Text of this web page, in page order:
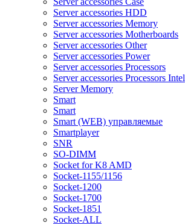
Server accessories HDD
Server accessories Memory
Server accessories Motherboards
Server accessories Other
Server accessories Power
Server accessories Processors
Server accessories Processors Intel
Server Memory
Smart
Smart
Smart (WEB) управляемые
Smartplayer
SNR
SO-DIMM
Socket for K8 AMD
Socket-1155/1156
Socket-1200
Socket-1700
Socket-1851
Socket-ALL